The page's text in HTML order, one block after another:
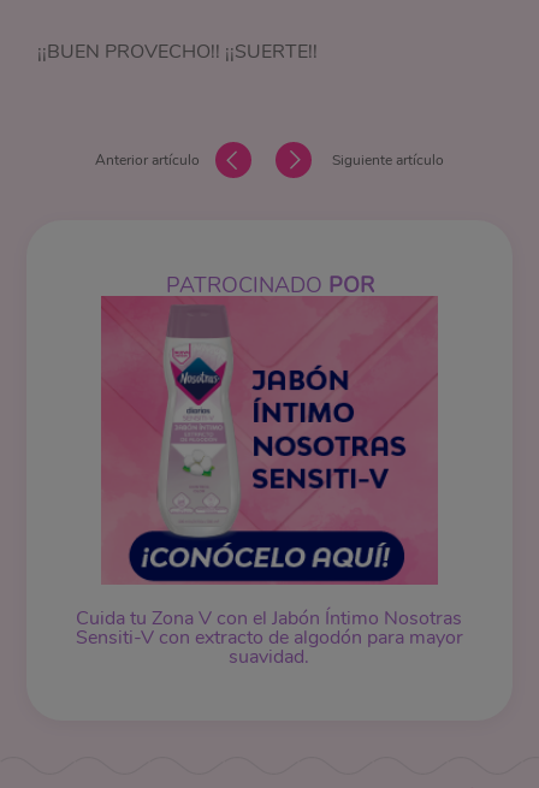
¡¡BUEN PROVECHO!! ¡¡SUERTE!!
Anterior artículo Siguiente artículo
PATROCINADO POR
Cuida tu Zona V con el Jabón Íntimo Nosotras
Sensiti-V con extracto de algodón para mayor
suavidad.